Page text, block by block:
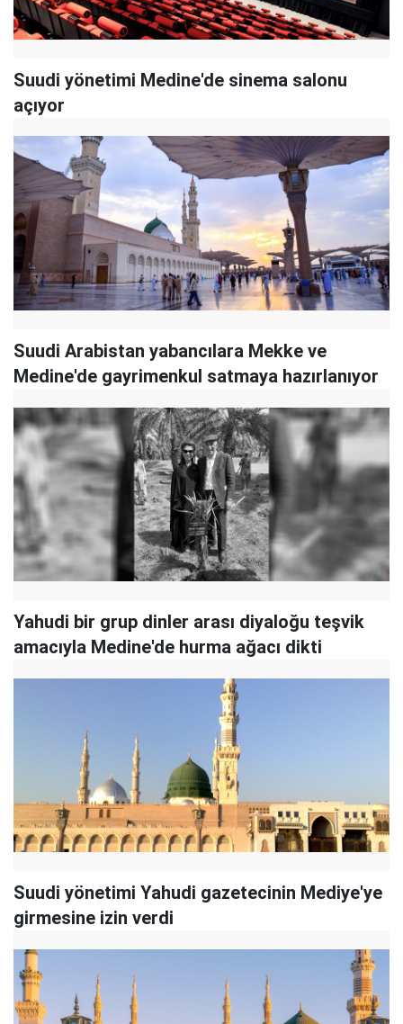
Suudi yönetimi Medine'de sinema salonu
açıyor
Suudi Arabistan yabancılara Mekke ve
Medine'de gayrimenkul satmaya hazırlanıyor
Yahudi bir grup dinler arası diyaloğu teşvik
amacıyla Medine'de hurma ağacı dikti
Suudi yönetimi Yahudi gazetecinin Mediye'ye
girmesine izin verdi